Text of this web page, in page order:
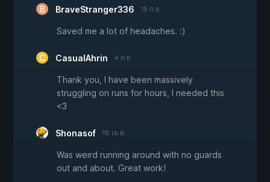
BraveStranger336 15 ก.ย.
Saved me a lot of headaches. :)
CasualAhrin 4 ก.ย.
Thank you, I have been massively
struggling on runs for hours, I needed this
<3
Shonasof 18 เม.ย.
Was weird running around with no guards
out and about. Great work!